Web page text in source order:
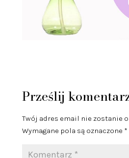
Prześlij
Twój adres email nie zostanie
Wymagane pola są oznaczone *